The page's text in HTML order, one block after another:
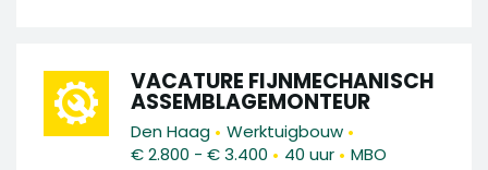
VACATURE FIJNMECHANISCH
ASSEMBLAGEMONTEUR
Den Haag • Werktuigbouw •
€ 2.800 - € 3.400 • 40 uur • MBO